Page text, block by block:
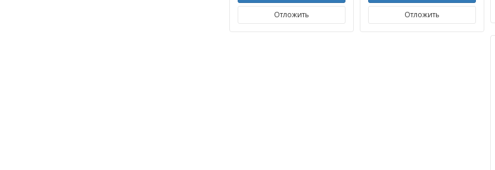
Отложить Отложить